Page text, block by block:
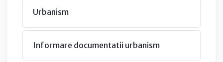
Urbanism
Informare documentatii urbanism